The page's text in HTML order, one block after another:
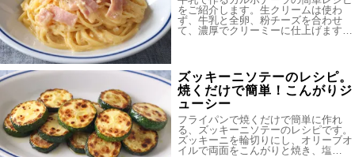
をご紹介します。生クリームは使わ
ず、牛乳と全卵、粉チーズを合わせ
て、濃厚でクリーミーに仕上げます…
ズッキーニソテーのレシピ。
焼くだけで簡単！こんがりジ
ューシー
フライパンで焼くだけで簡単に作れ
る、ズッキーニソテーのレシピです。
ズッキーニを輪切りにし、オリーブオ
イルで両面をこんがりと焼き、塩…